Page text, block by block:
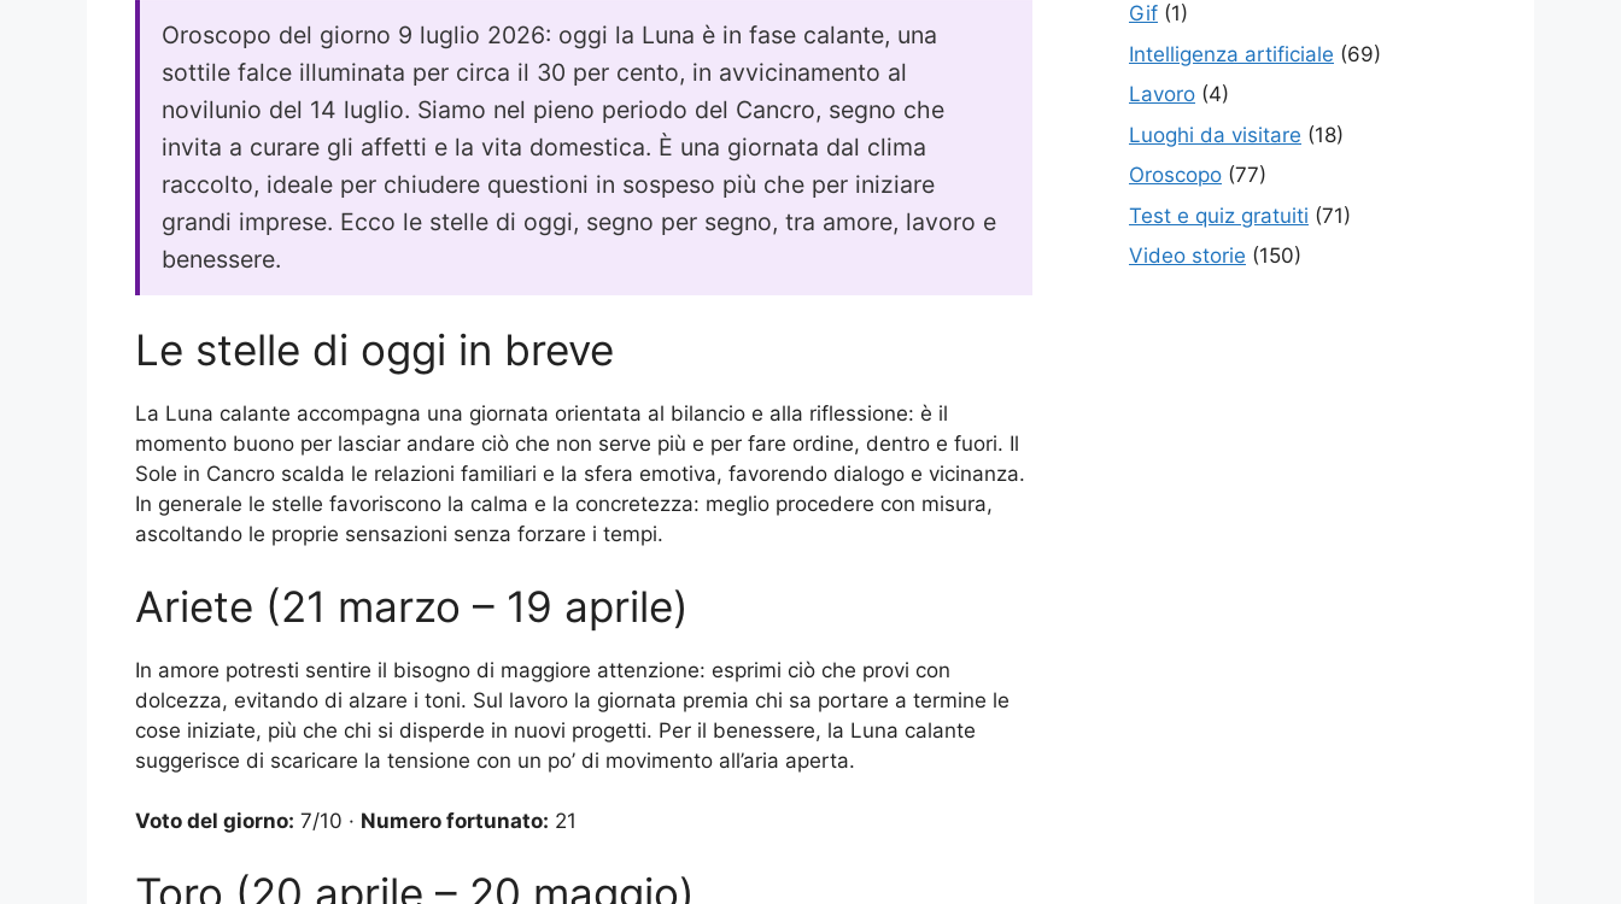
Oroscopo del giorno 9 luglio 2026: oggi la Luna è in fase calante, una
sottile falce illuminata per circa il 30 per cento, in avvicinamento al
novilunio del 14 luglio. Siamo nel pieno periodo del Cancro, segno che
invita a curare gli affetti e la vita domestica. È una giornata dal clima
raccolto, ideale per chiudere questioni in sospeso più che per iniziare
grandi imprese. Ecco le stelle di oggi, segno per segno, tra amore, lavoro e
benessere.
Le stelle di oggi in breve
La Luna calante accompagna una giornata orientata al bilancio e alla riflessione: è il
momento buono per lasciar andare ciò che non serve più e per fare ordine, dentro e fuori. Il
Sole in Cancro scalda le relazioni familiari e la sfera emotiva, favorendo dialogo e vicinanza.
In generale le stelle favoriscono la calma e la concretezza: meglio procedere con misura,
ascoltando le proprie sensazioni senza forzare i tempi.
Ariete (21 marzo – 19 aprile)
In amore potresti sentire il bisogno di maggiore attenzione: esprimi ciò che provi con
dolcezza, evitando di alzare i toni. Sul lavoro la giornata premia chi sa portare a termine le
cose iniziate, più che chi si disperde in nuovi progetti. Per il benessere, la Luna calante
suggerisce di scaricare la tensione con un po’ di movimento all’aria aperta.
Voto del giorno: 7/10 · Numero fortunato: 21
Toro (20 aprile – 20 maggio)
Gif (1)
Intelligenza artificiale (69)
Lavoro (4)
Luoghi da visitare (18)
Oroscopo (77)
Test e quiz gratuiti (71)
Video storie (150)